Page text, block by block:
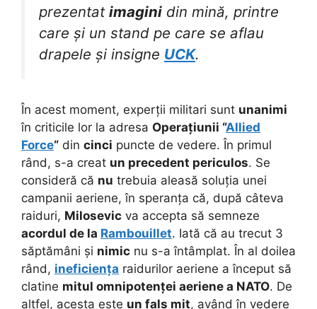
prezentat imagini din mină, printre
care și un stand pe care se aflau
drapele și insigne UCK.
În acest moment, experții militari sunt unanimi
în criticile lor la adresa Operațiunii “Allied
Force“ din cinci puncte de vedere. În primul
rând, s-a creat un precedent periculos. Se
consideră că nu trebuia aleasă soluția unei
campanii aeriene, în speranța că, după câteva
raiduri, Milosevic va accepta să semneze
acordul de la Rambouillet. Iată că au trecut 3
săptămâni și nimic nu s-a întâmplat. În al doilea
rând, ineficiența raidurilor aeriene a început să
clatine mitul omnipotenței aeriene a NATO. De
altfel, acesta este un fals mit, având în vedere